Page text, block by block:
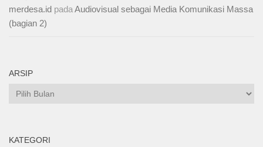
merdesa.id pada Audiovisual sebagai Media Komunikasi Massa
(bagian 2)
ARSIP
Arsip
KATEGORI